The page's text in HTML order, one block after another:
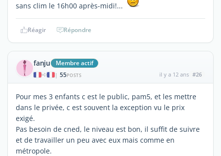
sans clim le 16h00 après-midi!...
Réagir Répondre
fanju Membre actif
| 55POSTS il y a 12 ans #26
Pour mes 3 enfants c est le public, pam5, et les mettre
dans le privée, c est souvent la exception vu le prix
exigé.
Pas besoin de cned, le niveau est bon, il suffit de suivre
et de travailler un peu avec eux mais comme en
métropole.